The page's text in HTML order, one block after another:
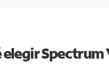
elegir Spectrum